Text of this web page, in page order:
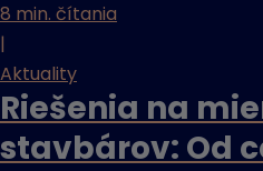
8 min. čítania
|
Aktuality
Riešenia na
stavbárov: Od